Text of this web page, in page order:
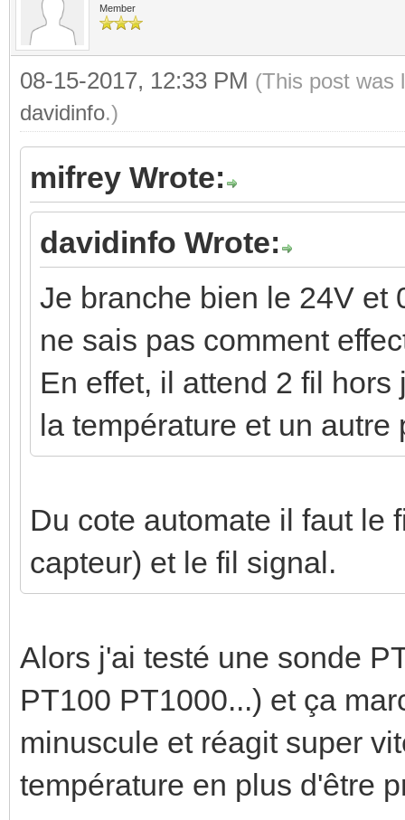
Member
08-15-2017, 12:33 PM (This post was
davidinfo.)
mifrey Wrote:
davidinfo Wrote:
Je branche bien le 24V et
ne sais pas comment
En effet, il attend 2 fil
la température et un autre
Du cote automate il faut le
capteur) et le fil signal.
Alors j'ai testé une sonde
PT100 PT1000...) et ça
minuscule et réagit super
température en plus d'être